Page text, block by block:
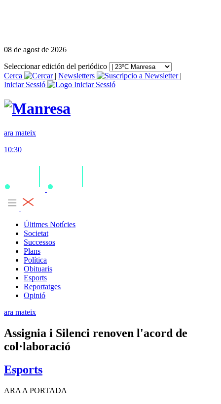
08 de agost de 2026
Seleccionar edición del periódico
Cerca
| Newsletters
|
Iniciar Sessió
ara mateix
10:30
Últimes Notícies
Societat
Successos
Plans
Política
Obituaris
Esports
Reportatges
Opinió
ara mateix
Assignia i Silenci renoven l'acord de
col·laboració
Esports
ARA A PORTADA